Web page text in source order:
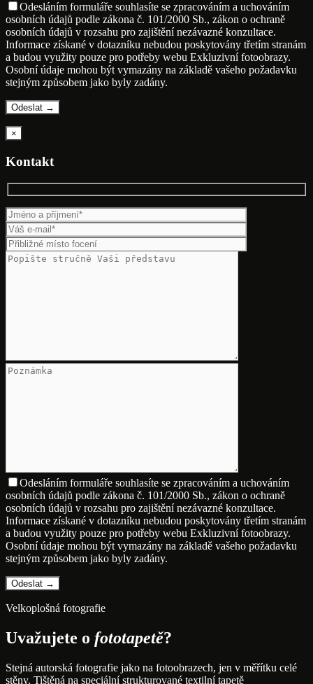
Odesláním formuláře souhlasíte se zpracováním a uchováním
osobních údajů podle zákona č. 101/2000 Sb., zákon o ochraně
osobních údajů v rozsahu pro zajištění nezávazné konzultace.
Informace získané v dotazníku nebudou poskytovány třetím stranám
a budou využity pouze pro potřeby webu Exkluzivní fotoobrazy.
Osobní údaje mohou být vymazány na základě vašeho požadavku
stejným způsobem jako byly zadány.
×
Kontakt
Odesláním formuláře souhlasíte se zpracováním a uchováním
osobních údajů podle zákona č. 101/2000 Sb., zákon o ochraně
osobních údajů v rozsahu pro zajištění nezávazné konzultace.
Informace získané v dotazníku nebudou poskytovány třetím stranám
a budou využity pouze pro potřeby webu Exkluzivní fotoobrazy.
Osobní údaje mohou být vymazány na základě vašeho požadavku
stejným způsobem jako byly zadány.
Velkoplošná fotografie
Uvažujete o fototapetě?
Stejná autorská fotografie jako na fotoobrazech, jen v měřítku celé
stěny. Tištěná na speciální strukturované textilní tapetě